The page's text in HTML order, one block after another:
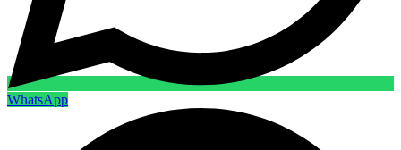
WhatsApp